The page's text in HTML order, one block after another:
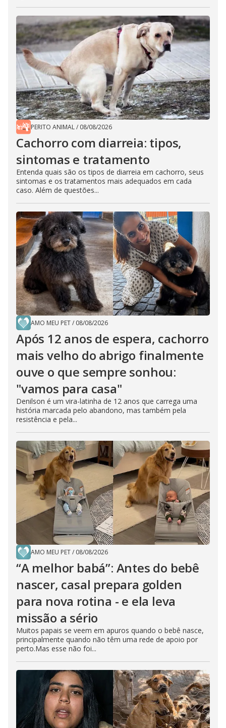
PERITO ANIMAL/ 08/08/2026
Cachorro com diarreia: tipos,
sintomas e tratamento
Entenda quais são os tipos de diarreia em cachorro, seus
sintomas e os tratamentos mais adequados em cada
caso. Além de questões...
AMO MEU PET/ 08/08/2026
Após 12 anos de espera, cachorro
mais velho do abrigo finalmente
ouve o que sempre sonhou:
"vamos para casa"
Denilson é um vira-latinha de 12 anos que carrega uma
história marcada pelo abandono, mas também pela
resistência e pela...
AMO MEU PET/ 08/08/2026
“A melhor babá”: Antes do bebê
nascer, casal prepara golden
para nova rotina - e ela leva
missão a sério
Muitos papais se veem em apuros quando o bebê nasce,
principalmente quando não têm uma rede de apoio por
perto.Mas esse não foi...